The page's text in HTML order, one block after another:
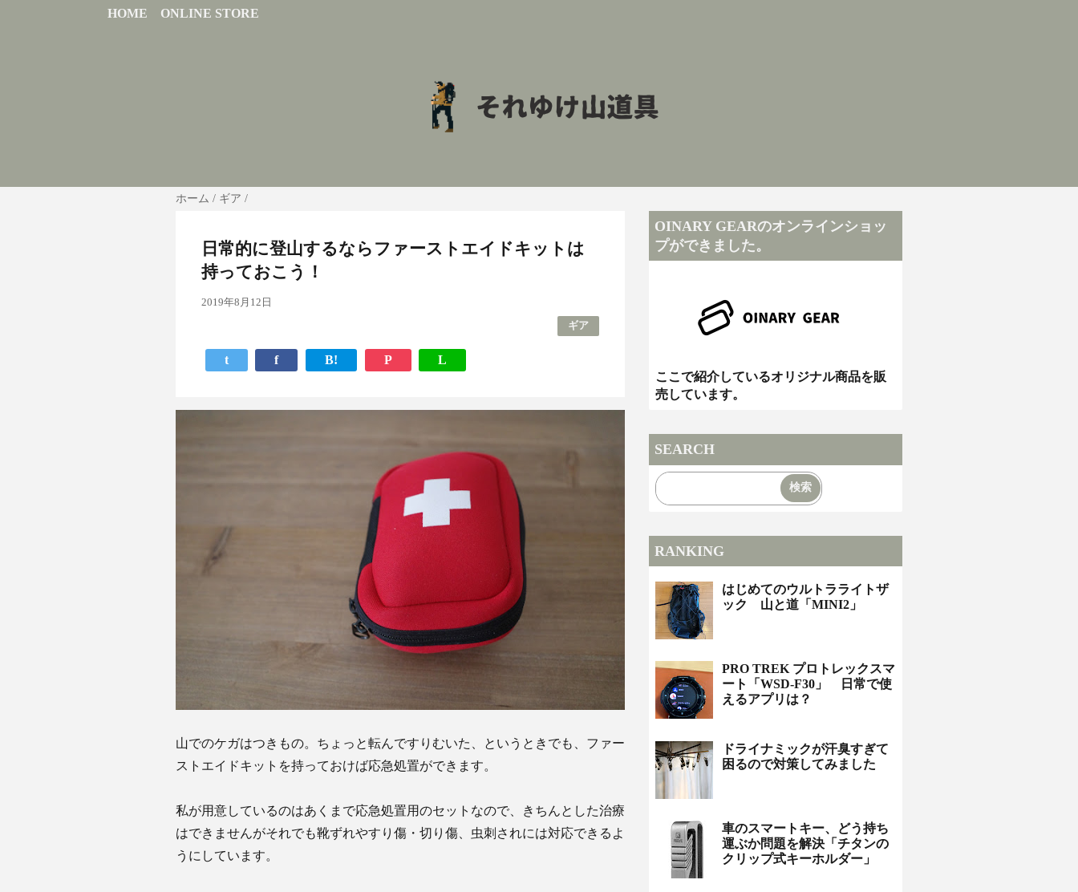
HOME ONLINE STORE
ホーム / ギア /
日常的に登山するならファーストエイドキットは
持っておこう！
2019年8月12日
ギア
t f B! P L
山でのケガはつきもの。ちょっと転んですりむいた、というときでも、ファー
ストエイドキットを持っておけば応急処置ができます。
私が用意しているのはあくまで応急処置用のセットなので、きちんとした治療
はできませんがそれでも靴ずれやすり傷・切り傷、虫刺されには対応できるよ
うにしています。
OINARY GEARのオンラインショッ
プができました。
ここで紹介しているオリジナル商品を販
売しています。
SEARCH
RANKING
はじめてのウルトラライトザ
ック 山と道「MINI2」
PRO TREK プロトレックスマ
ート「WSD-F30」 日常で使
えるアプリは？
ドライナミックが汗臭すぎて
困るので対策してみました
車のスマートキー、どう持ち
運ぶか問題を解決「チタンの
クリップ式キーホルダー」